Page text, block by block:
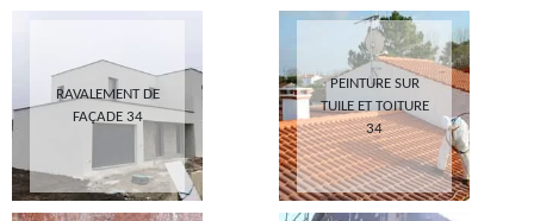
RAVALEMENT DE
FAÇADE 34
PEINTURE SUR
TUILE ET TOITURE
34